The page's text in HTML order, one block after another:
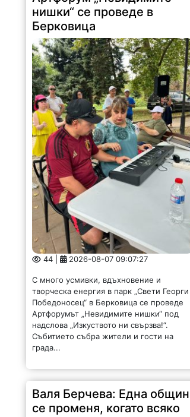
нишки“ се проведе в
Берковица
44 | 2026-08-07 09:07:27
С много усмивки, вдъхновение и
творческа енергия в парк „Свети Георги
Победоносец“ в Берковица се проведе
Артфорумът „Невидимите нишки“ под
надслова „Изкуството ни свързва!“.
Събитието събра жители и гости на
града...
Валя Берчева: Една
се променя, когато всяко